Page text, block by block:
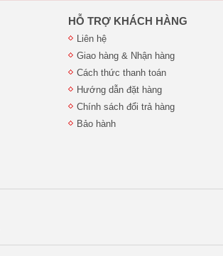
HỖ TRỢ KHÁCH HÀNG
Liên hệ
Giao hàng & Nhận hàng
Cách thức thanh toán
Hướng dẫn đặt hàng
Chính sách đổi trả hàng
Bảo hành